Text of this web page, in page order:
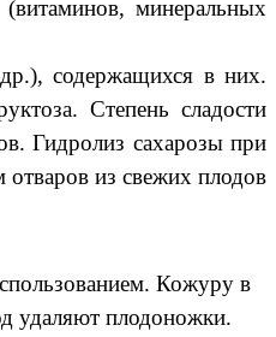
минеральных
содержащихся в них.
Степень сладости
Гидролиз сахарозы при
отваров из свежих плодов
Кожуру в
удаляют плодоножки.